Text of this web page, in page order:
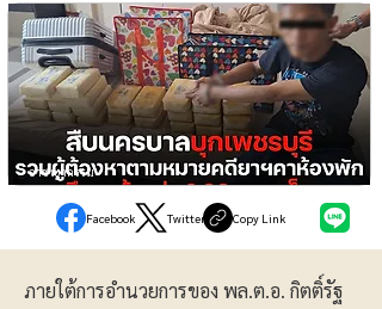
อาชญากรรม
Facebook Twitter Copy Link
ภายใต้การอำนวยการของ พล.ต.อ. กิตติ์รัฐ